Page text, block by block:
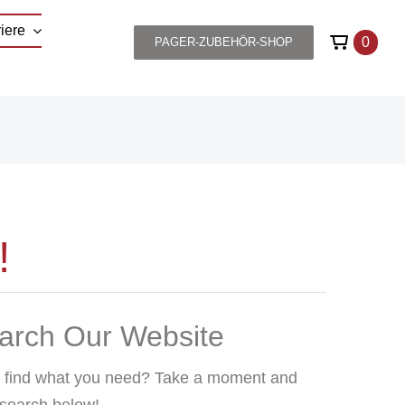
PAGER-ZUBEHÖR-SHOP 0
Our Website
find what you need? Take a moment and